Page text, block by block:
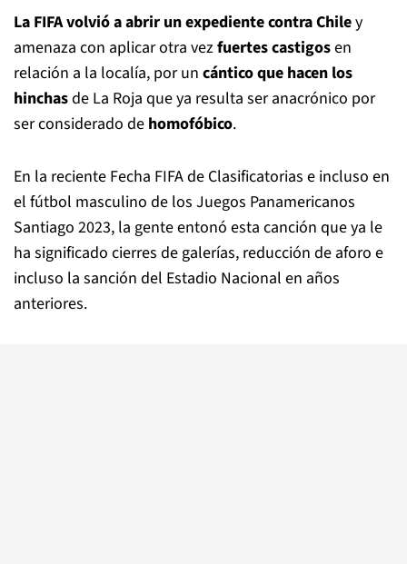
La FIFA volvió a abrir un expediente contra Chiley
amenaza con aplicar otra vezfuertes castigosen
relación a la localía, por un cántico que hacen los
hinchasde La Roja que ya resulta ser anacrónico por
ser considerado de homofóbico.
En la reciente Fecha FIFA de Clasificatorias e incluso en
el fútbol masculino de los Juegos Panamericanos
Santiago 2023, la gente entonó esta canción que ya le
ha significado cierres de galerías, reducción de aforo e
incluso la sanción del Estadio Nacional en años
anteriores.